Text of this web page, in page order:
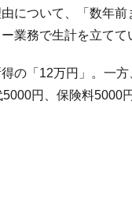
について、「数年
業務で生計を立てて
の「12万円」。一
円、保険料5000